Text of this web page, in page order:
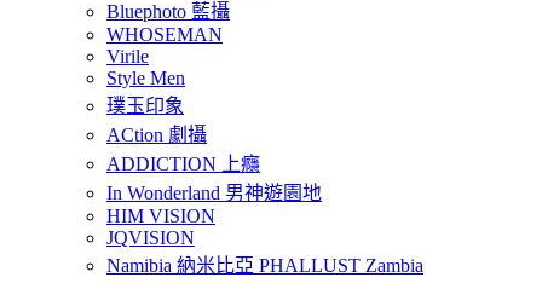
Bluephoto 藍攝
WHOSEMAN
Virile
Style Men
璞玉印象
ACtion 劇攝
ADDICTION 上癮
In Wonderland 男神遊園地
HIM VISION
JQVISION
Namibia 納米比亞 PHALLUST Zambia